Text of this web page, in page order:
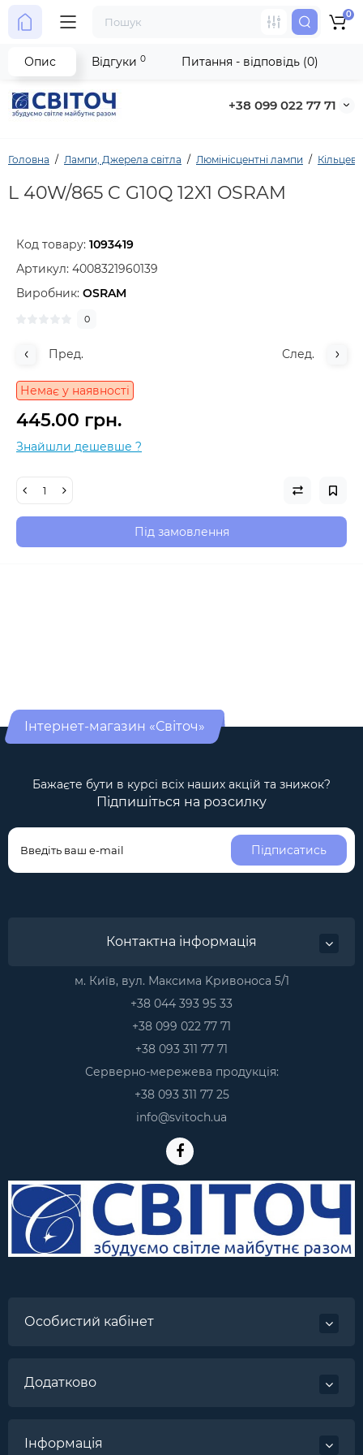
+38 099 022 77 71
0
Головна Лампи, Джерела світла Люмінісцентні лампи
L 40W/865 C G10Q 12X1 OSRAM
Код товару: 1093419
Артикул: 4008321960139
Виробник: OSRAM
0
Пред. След.
Немає у наявності
445.00 грн.
Знайшли дешевше ?
Під замовлення
Опис Відгуки 0 Питання - відповідь (0)
Інтернет-магазин «Світоч»
Бажаєте бути в курсі всіх наших акцій та знижок?
Підпишіться на розсилку
Підписатись
Контактна інформація
м. Київ, вул. Максима Kривоноса 5/1
+38 044 393 95 33
+38 099 022 77 71
+38 093 311 77 71
Серверно-мережева продукція:
+38 093 311 77 25
info@svitoch.ua
Особистий кабінет
Додатково
Інформація